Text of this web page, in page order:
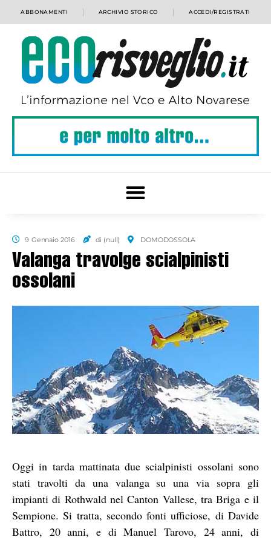
ABBONAMENTI ARCHIVIO STORICO ACCEDI/REGISTRATI
9 Gennaio 2016 di (null) DOMODOSSOLA
Valanga travolge scialpinisti
ossolani
Oggi in tarda mattinata due scialpinisti ossolani sono
stati travolti da una valanga su una via sopra gli
impianti di Rothwald nel Canton Vallese, tra Briga e il
Sempione. Si tratta, secondo fonti ufficiose, di Davide
Battro, 20 anni, e di Manuel Tarovo, 24 anni, di